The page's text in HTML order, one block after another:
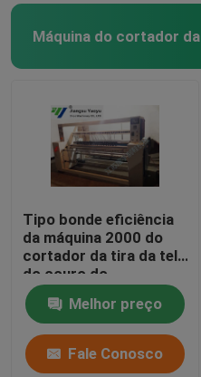
Máquina do cortador
Tipo bonde eficiência
da máquina 2000 do
cortador da tira da tela
do couro do
aquecimento
Melhor preço
Fale Conosco